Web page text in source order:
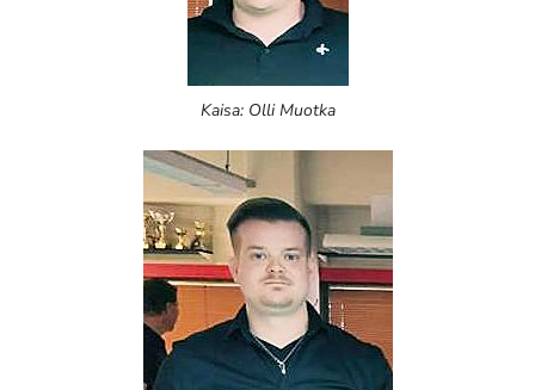
Kaisa: Olli Muotka